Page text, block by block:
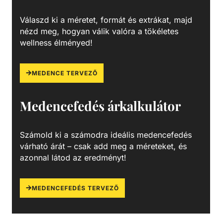
lehetnek. A szűrőtartály a vízforgató készülék segítségével
az egészen finom szennyeződéseket is kiszűrhetik a
vízből, amelyek így fennakadnak a szűrőközegen.
Válaszd ki a méretet, formát és extrákat, majd
nézd meg, hogyan válik valóra a tökéletes
wellness élményed!
MEDENCE TERVEZŐ
Medencefedés árkalkulátor
Számold ki a számodra ideális medencefedés
várható árát – csak add meg a méreteket, és
azonnal látod az eredményt!
MEDENCEFEDÉS TERVEZŐ